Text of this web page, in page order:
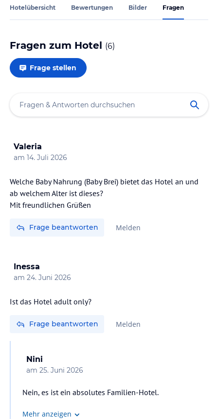
Hotelübersicht Bewertungen Bilder Fragen
Fragen zum Hotel (6)
Frage stellen
Valeria
am 14. Juli 2026
Welche Baby Nahrung (Baby Brei) bietet das Hotel an und
ab welchem Alter ist dieses?
Frage beantworten Melden
Inessa
am 24. Juni 2026
Ist das Hotel adult only?
Frage beantworten Melden
Nini
am 25. Juni 2026
Mehr anzeigen